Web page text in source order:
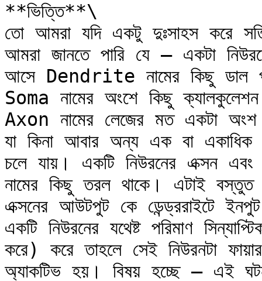
**ভিত্তি**\
তো আমরা যদি একটু দুঃসাহস করে
আমরা জানতে পারি যে – একটা
আসে Dendrite নামের কিছু ডাল
Soma নামের অংশে কিছু
Axon নামের লেজের মত একটা অংশ
যা কিনা আবার অন্য এক বা
চলে যায়। একটি নিউরনের এক্সন
নামের কিছু তরল থাকে। এটাই
এক্সনের আউটপুট কে ডেন্ড্ররাইটে ইনপুট
একটি নিউরনের যথেষ্ট পরিমাণ
করে) করে তাহলে সেই নিউরনটা